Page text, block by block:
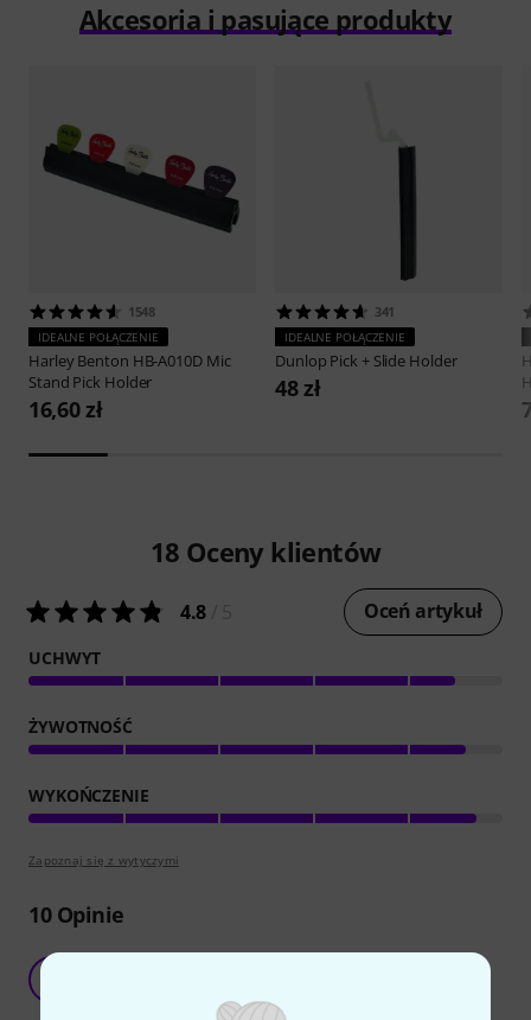
Akcesoria i pasujące produkty
1548
IDEALNE POŁĄCZENIE
Harley Benton HB-A010D Mic
Stand Pick Holder
16,60 zł
341
IDEALNE POŁĄCZENIE
Dunlop Pick + Slide Holder
48 zł
18 Oceny klientów
4.8 Oceń artykuł
UCHWYT
ŻYWOTNOŚĆ
WYKOŃCZENIE
Zapoznaj się z wytyczymi
10Opinie